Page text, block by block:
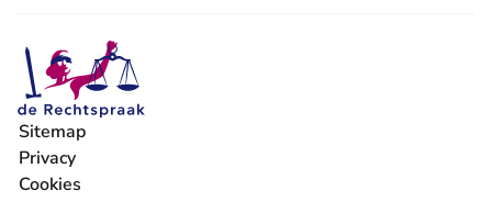
Sitemap
Privacy
Cookies